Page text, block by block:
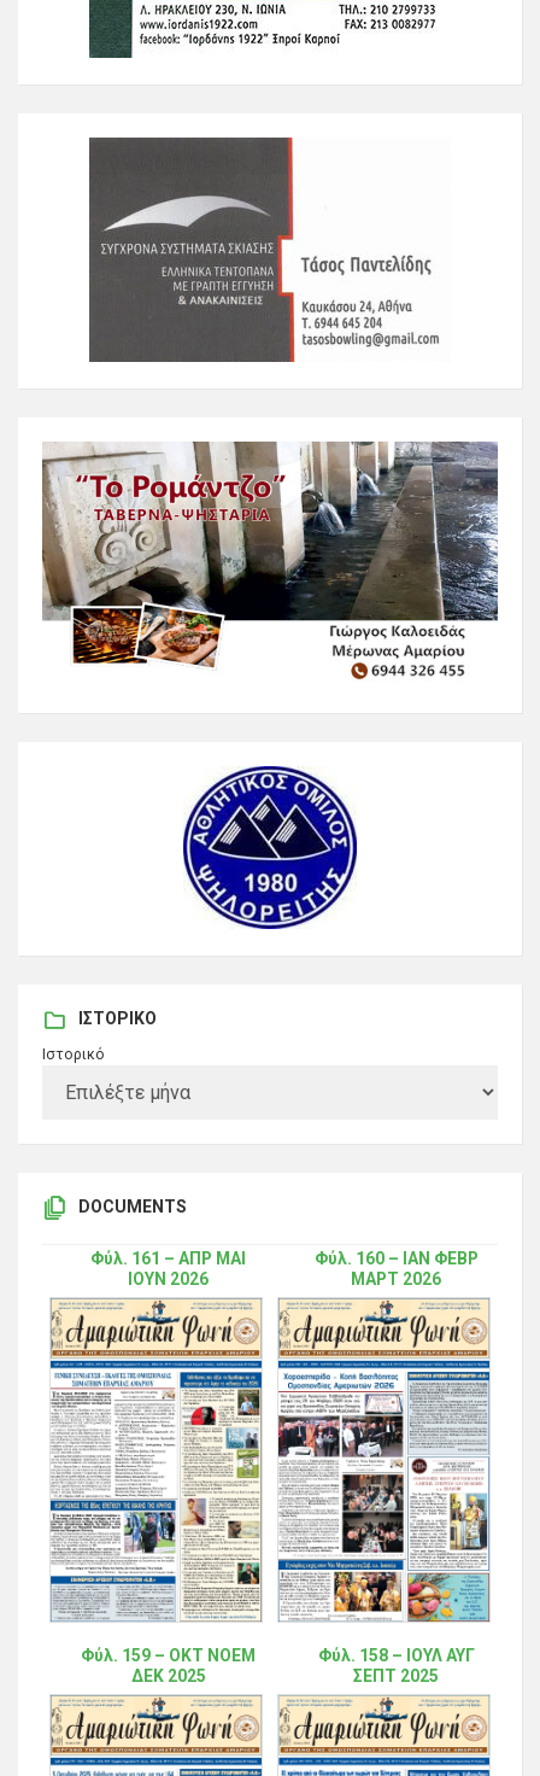
ΙΣΤΟΡΙΚΌ
Ιστορικό
DOCUMENTS
Φύλ. 161 – ΑΠΡ ΜΑΙ
ΙΟΥΝ 2026
Φύλ. 160 – ΙΑΝ ΦΕΒΡ
ΜΑΡΤ 2026
Φύλ. 159 – ΟΚΤ ΝΟΕΜ
ΔΕΚ 2025
Φύλ. 158 – ΙΟΥΛ ΑΥΓ
ΣΕΠΤ 2025